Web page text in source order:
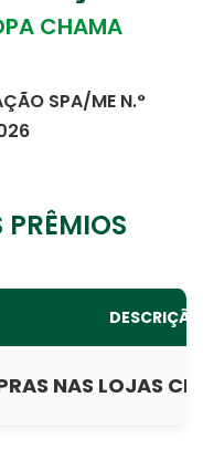
CHAMA
SPA/ME N.°
DESCRIÇÃO
NAS LOJAS